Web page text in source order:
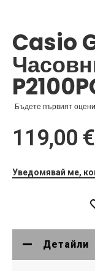
на
галерия
със
снимки
Casio
Бъдете първият
119,00 €
Уведомявай ме,
Детайли